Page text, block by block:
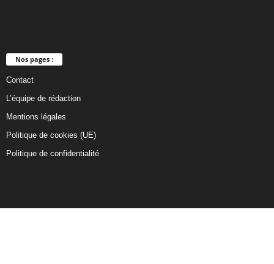
Nos pages :
Contact
L’équipe de rédaction
Mentions légales
Politique de cookies (UE)
Politique de confidentialité